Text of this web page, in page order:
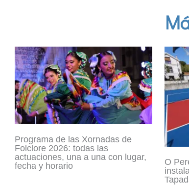
Programa de las Xornadas de
Folclore 2026: todas las
actuaciones, una a una con lugar,
fecha y horario
O